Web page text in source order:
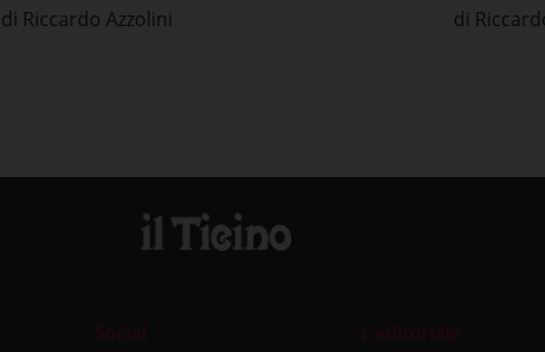
di Riccardo Azzolini di
Social L’editoriale